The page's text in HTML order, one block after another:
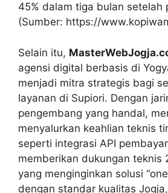
45% dalam tiga bulan setelah
(Sumber: https://
Selain itu,
agensi digital berbasis di
menjadi mitra strategis bagi
layanan di Supiori. Dengan
pengembang yang handal,
menyalurkan keahlian teknis
seperti integrasi API
memberikan dukungan teknis
yang menginginkan solusi
dengan standar kualitas